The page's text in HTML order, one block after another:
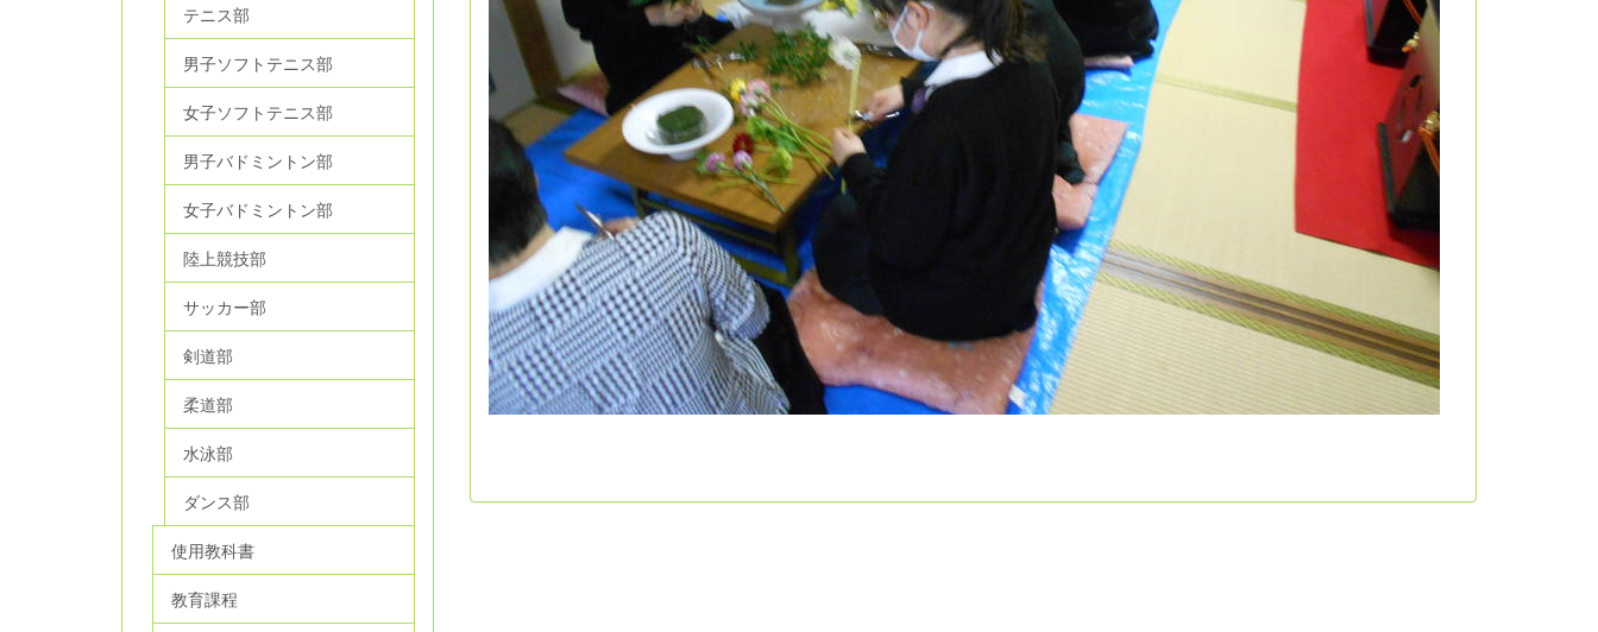
テニス部
男子ソフトテニス部
女子ソフトテニス部
男子バドミントン部
女子バドミントン部
陸上競技部
サッカー部
剣道部
柔道部
水泳部
ダンス部
使用教科書
教育課程